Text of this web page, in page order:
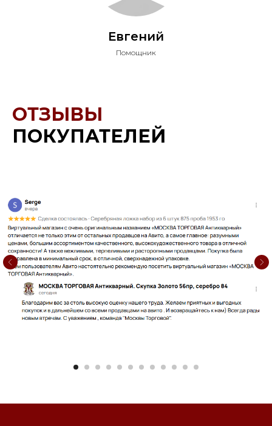
Евгений
Помощник
ОТЗЫВЫ
ПОКУПАТЕЛЕЙ